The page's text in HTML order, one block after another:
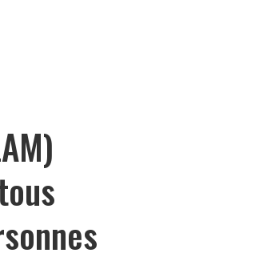
(LAM)
tous